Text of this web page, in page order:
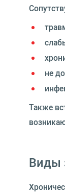
не
Также
Виды